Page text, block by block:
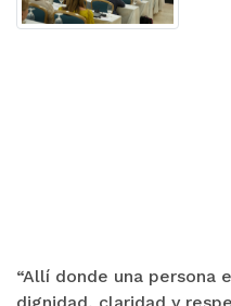
“Allí donde una persona